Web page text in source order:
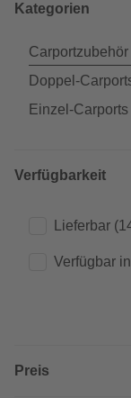
Kategorien
Carportzubehör
Doppel-
Einzel-Carports
Verfügbarkeit
Lieferbar
Verfügbar in
Preis